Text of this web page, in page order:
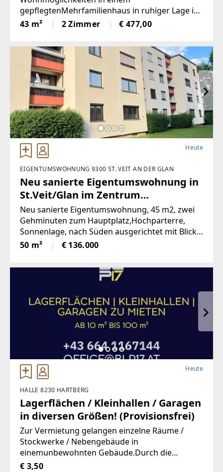
gepflegtenMehrfamilienhaus in ruhiger Lage in
Krieglach.Wohnung 1 – Sofort bezugsfertig | ca.
480 € BruttoFrisch und wie neu: Diese 43 m²
NeueKüche,
43 m² 2 Zimmer € 477,00
Heute
EIGENTUMSWOHNUNG 9300 ST. VEIT AN DER GLAN
Neu sanierte Eigentumswohnung in
St.Veit/Glan im Zentrum
(Provisionsfrei)
Neu sanierte Eigentumswohnung, 45 m2, zwei
Gehminuten zum Hauptplatz,Hochparterre,
Sonnenlage, nach Süden ausgerichtet mit Blick
ins Grüne, mangelangt über nur 4 Stufen in die
Wohnung, Kindergarten,
50 m² € 136.000
Heute
HALLE 8230 HARTBERG
Lagerflächen / Kleinhallen / Garagen
in diversen Größen! (Provisionsfrei)
Zur Vermietung gelangen einzelne Räume /
Stockwerke / Nebengebäude in
einemunbewohnten Gebäude.Durch die
hervorragende Trennbarkeit der
€ 3,50